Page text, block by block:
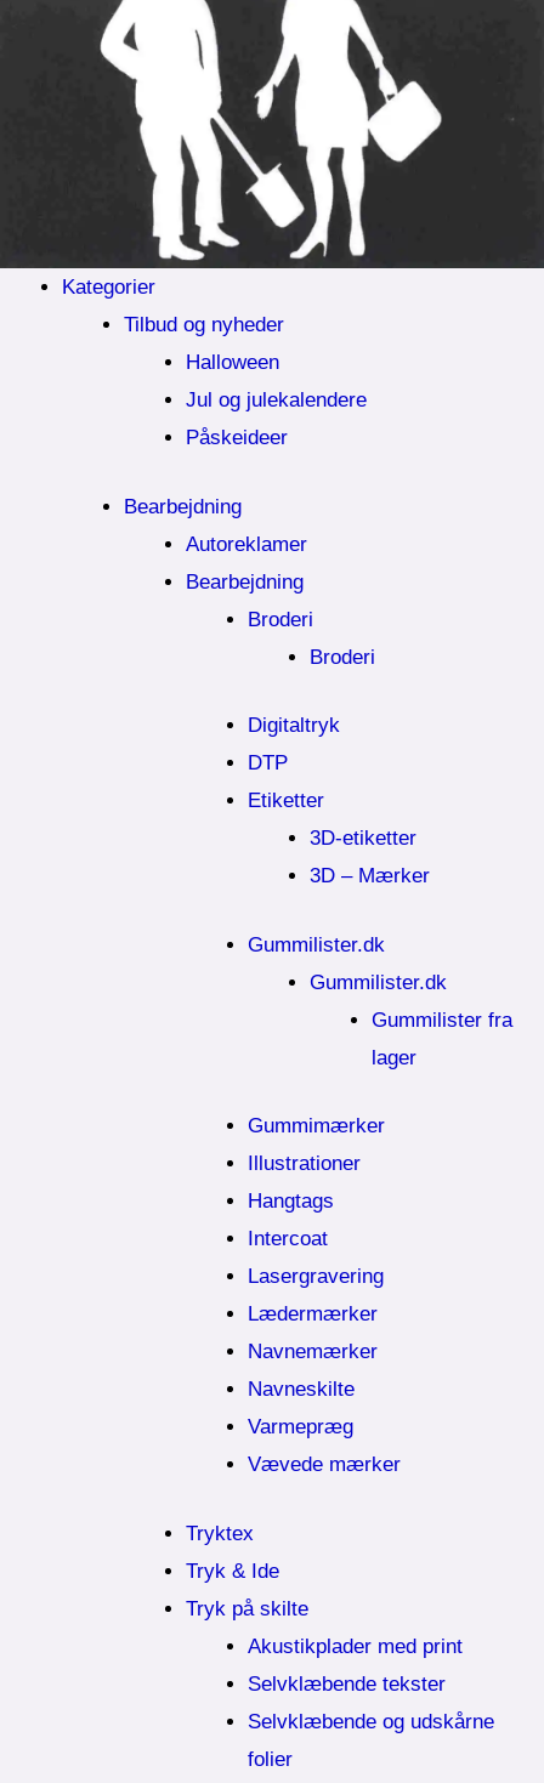
Kategorier
Tilbud og nyheder
Halloween
Jul og julekalendere
Påskeideer
Bearbejdning
Autoreklamer
Bearbejdning
Broderi
Broderi
Digitaltryk
DTP
Etiketter
3D-etiketter
3D – Mærker
Gummilister.dk
Gummilister.dk
Gummilister fra
lager
Gummimærker
Illustrationer
Hangtags
Intercoat
Lasergravering
Lædermærker
Navnemærker
Navneskilte
Varmepræg
Vævede mærker
Tryktex
Tryk & Ide
Tryk på skilte
Akustikplader med print
Selvklæbende tekster
Selvklæbende og udskårne
folier